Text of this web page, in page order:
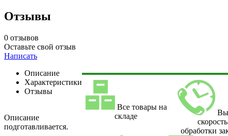
Отзывы
0 отзывов
Оставьте свой отзыв
Написать
Описание
Характеристики
Отзывы
Описание
подготавливается.
Все товары на
складе
скорость
обработки